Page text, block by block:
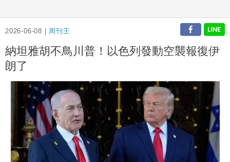
2026-06-08 | 周刊王
納坦雅胡不鳥川普！以色列發動空襲報復伊
朗了